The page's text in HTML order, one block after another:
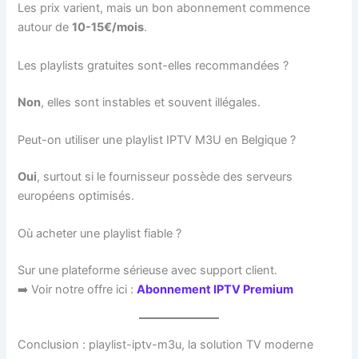
Les prix varient, mais un bon abonnement commence
autour de10-15€/mois.
Les playlists gratuites sont-elles recommandées ?
Non, elles sont instables et souvent illégales.
Peut-on utiliser une playlist IPTV M3U en Belgique ?
Oui, surtout si le fournisseur possède des serveurs
européens optimisés.
Où acheter une playlist fiable ?
Sur une plateforme sérieuse avec support client.
➡️ Voir notre offre ici :Abonnement IPTV Premium
Conclusion : playlist-iptv-m3u, la solution TV moderne